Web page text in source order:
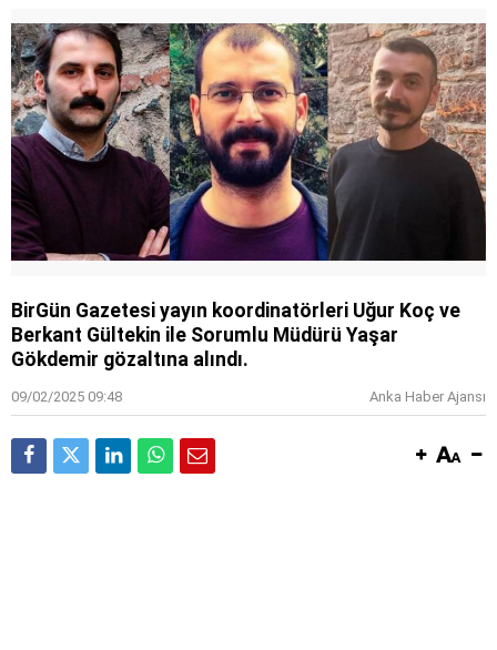
BirGün Gazetesi yayın koordinatörleri Uğur Koç ve
Berkant Gültekin ile Sorumlu Müdürü Yaşar
Gökdemir gözaltına alındı.
09/02/2025 09:48 Anka Haber Ajansı